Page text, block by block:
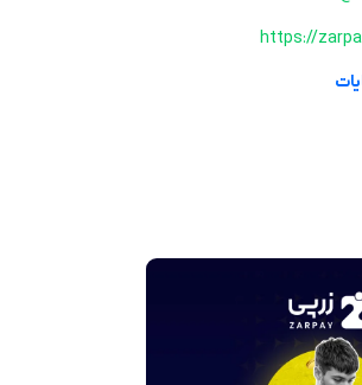
طلای آب‌شده و نقره آب‌شده
و نقره
قیمت
https://